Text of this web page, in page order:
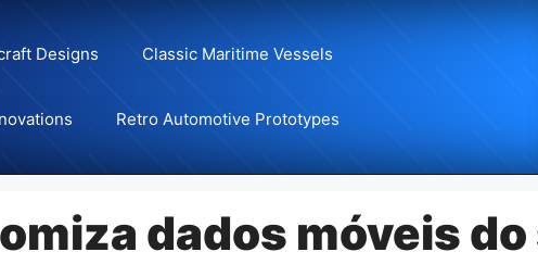
Designs Classic Maritime Vessels
Retro Automotive Prototypes
dados móveis